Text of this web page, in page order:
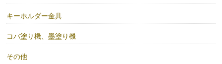
キーホルダー金具
コバ塗り機、墨塗り機
その他